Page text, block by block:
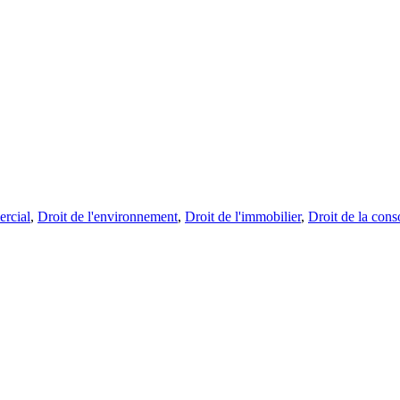
, Droit de l'environnement, Droit de l'immobilier, Droit de la